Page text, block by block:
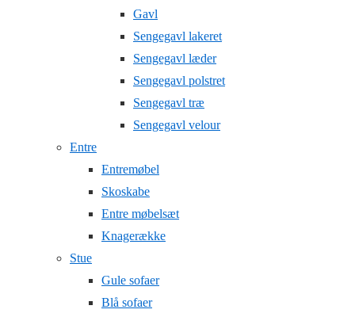
Gavl
Sengegavl lakeret
Sengegavl læder
Sengegavl polstret
Sengegavl træ
Sengegavl velour
Entre
Entremøbel
Skoskabe
Entre møbelsæt
Knagerække
Stue
Gule sofaer
Blå sofaer